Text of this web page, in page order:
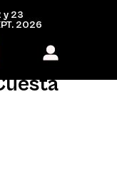
y 23
2026